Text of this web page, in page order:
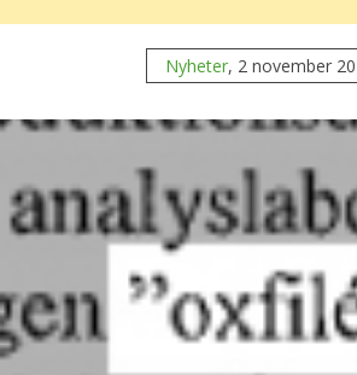
Nyheter, 2 november